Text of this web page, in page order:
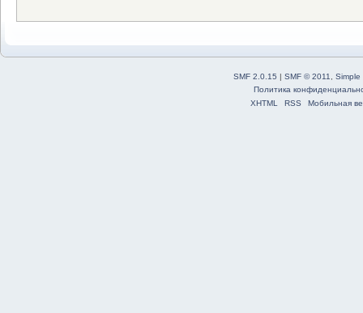
SMF 2.0.15 | SMF © 2011
Simple
Политика
XHTML
RSS Мобильная